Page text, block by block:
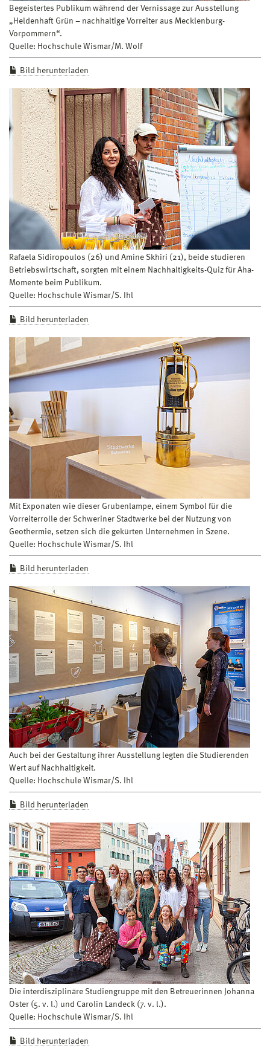
Begeistertes Publikum während der Vernissage zur Ausstellung
„Heldenhaft Grün – nachhaltige Vorreiter aus Mecklenburg-
Vorpommern“.
Quelle: Hochschule Wismar/M. Wolf
Bild herunterladen
Rafaela Sidiropoulos (26) und Amine Skhiri (21), beide studieren
Betriebswirtschaft, sorgten mit einem Nachhaltigkeits-Quiz für Aha-
Momente beim Publikum.
Quelle: Hochschule Wismar/S. Ihl
Bild herunterladen
Mit Exponaten wie dieser Grubenlampe, einem Symbol für die
Vorreiterrolle der Schweriner Stadtwerke bei der Nutzung von
Geothermie, setzen sich die gekürten Unternehmen in Szene.
Quelle: Hochschule Wismar/S. Ihl
Bild herunterladen
Auch bei der Gestaltung ihrer Ausstellung legten die Studierenden
Wert auf Nachhaltigkeit.
Quelle: Hochschule Wismar/S. Ihl
Bild herunterladen
Die interdisziplinäre Studiengruppe mit den Betreuerinnen Johanna
Oster (5. v. l.) und Carolin Landeck (7. v. l.).
Quelle: Hochschule Wismar/S. Ihl
Bild herunterladen